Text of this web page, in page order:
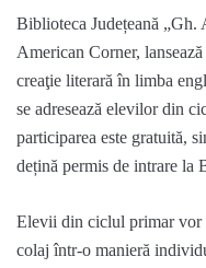
Biblioteca Județeană „Gh.
American Corner,
creaţie literară în limba
se adresează elevilor din
participarea este gratuită,
dețină permis de intrare la
Elevii din ciclul primar vor
colaj într-o manieră